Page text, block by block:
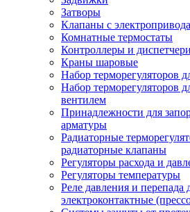
Затворы
Клапаны с
Комнатные термостаты
Контроллеры и
Краны шаровые
Набор терморегуляторов
Набор терморегуляторов
вентилем
Принадлежности для
арматуры
Радиаторные
радиаторные клапаны
Регуляторы расхода и
Регуляторы температуры
Реле давления и перепада
электроконтактные